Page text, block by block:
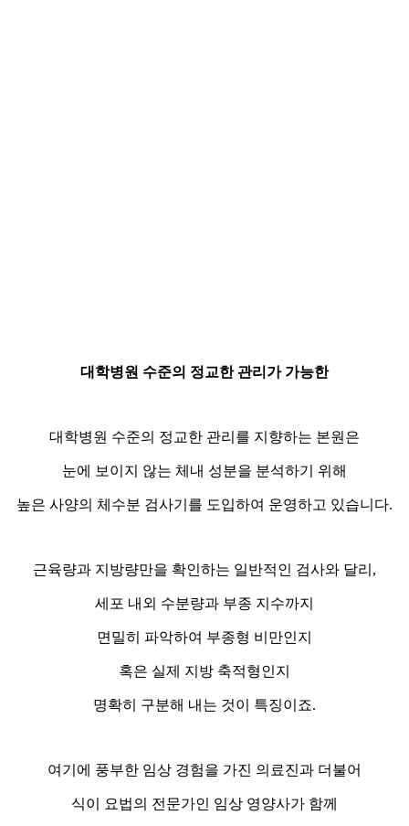
대학병원 수준의 정교한 관리가 가능한
대학병원 수준의 정교한 관리를 지향하는 본원은
눈에 보이지 않는 체내 성분을 분석하기 위해
높은 사양의 체수분 검사기를 도입하여 운영하고 있습니다.
근육량과 지방량만을 확인하는 일반적인 검사와 달리,
세포 내외 수분량과 부종 지수까지
면밀히 파악하여 부종형 비만인지
혹은 실제 지방 축적형인지
명확히 구분해 내는 것이 특징이죠.
여기에 풍부한 임상 경험을 가진 의료진과 더불어
식이 요법의 전문가인 임상 영양사가 함께